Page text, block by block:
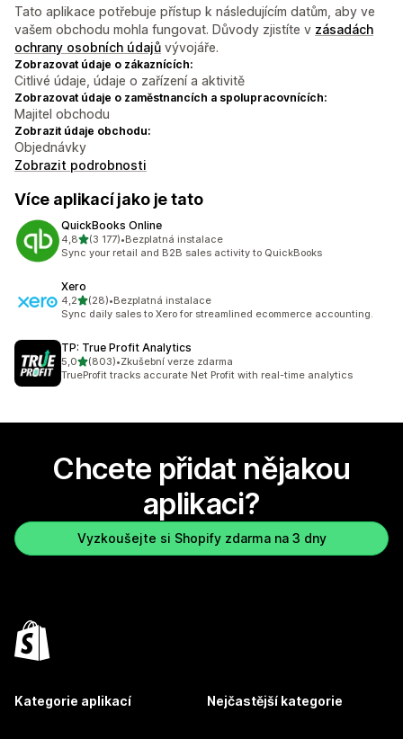
Tato aplikace potřebuje přístup k následujícím datům, aby ve
vašem obchodu mohla fungovat. Důvody zjistíte v zásadách
ochrany osobních údajů vývojáře.
Zobrazovat údaje o zákaznících:
Citlivé údaje, údaje o zařízení a aktivitě
Zobrazovat údaje o zaměstnancích a spolupracovnících:
Majitel obchodu
Zobrazit údaje obchodu:
Objednávky
Zobrazit podrobnosti
Více aplikací jako je tato
QuickBooks Online
4,8z 5 hvězd
(3 177)
Celkový počet recenzí: 3177
•Bezplatná instalace
Sync your retail and B2B sales activity to QuickBooks
Xero
4,2z 5 hvězd
(28)
Celkový počet recenzí: 28
•Bezplatná instalace
Sync daily sales to Xero for streamlined ecommerce accounting.
TP: True Profit Analytics
5,0z 5 hvězd
(803)
Celkový počet recenzí: 803
•Zkušební verze zdarma
TrueProfit tracks accurate Net Profit with real-time analytics
Chcete přidat nějakou
aplikaci?
Vyzkoušejte si Shopify zdarma na 3 dny
Kategorie aplikací Nejčastější kategorie